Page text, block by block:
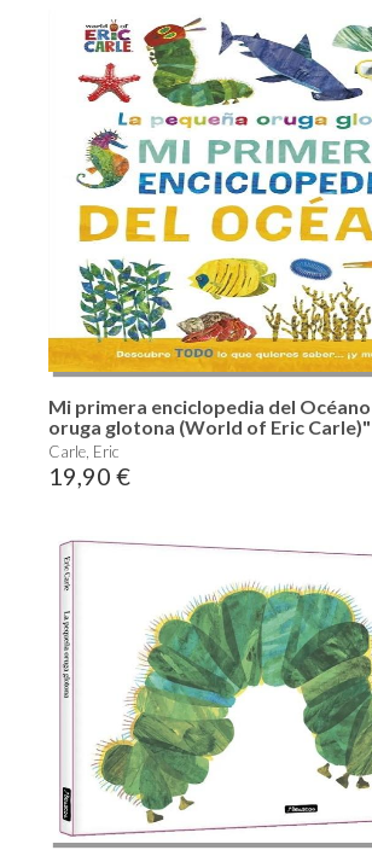
Mi primera enciclopedia del
oruga glotona (World of Eric Carle)"
Carle, Eric
19,90 €